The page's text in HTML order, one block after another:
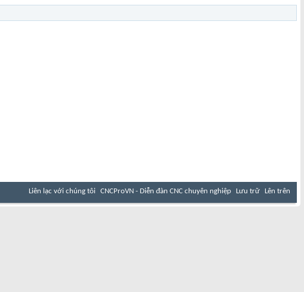
Liên lạc với chúng tôi CNCProVN - Diễn đàn CNC chuyên nghiệp Lưu trữ Lên trên